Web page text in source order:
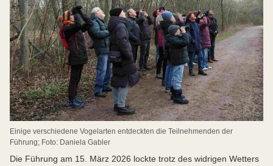
Einige verschiedene Vogelarten entdeckten die Teilnehmenden der
Führung; Foto: Daniela Gabler
Die Führung am 15. März 2026 lockte trotz des widrigen Wetters